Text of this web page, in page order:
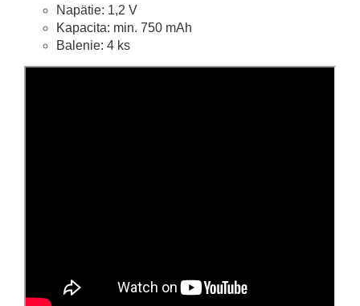
Napätie: 1,2 V
Kapacita: min. 750 mAh
Balenie: 4 ks